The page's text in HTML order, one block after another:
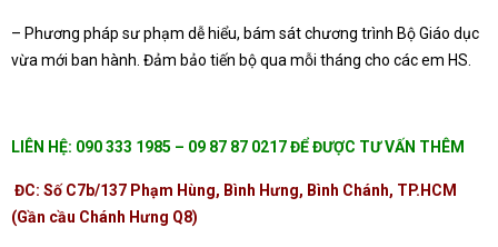
– Phương pháp sư phạm dễ hiểu, bám sát chương trình Bộ Giáo dục
vừa mới ban hành. Đảm bảo tiến bộ qua mỗi tháng cho các em HS.
LIÊN HỆ: 090 333 1985 – 09 87 87 0217 ĐỂ ĐƯỢC TƯ VẤN THÊM
ĐC: Số C7b/137 Phạm Hùng, Bình Hưng, Bình Chánh, TP.HCM
(Gần cầu Chánh Hưng Q8)